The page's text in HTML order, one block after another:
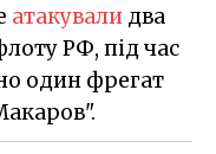
атакували два
РФ, під час
один фрегат